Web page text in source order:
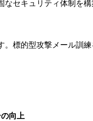
セキュリティ体制を構
標的型攻撃メール訓
向上